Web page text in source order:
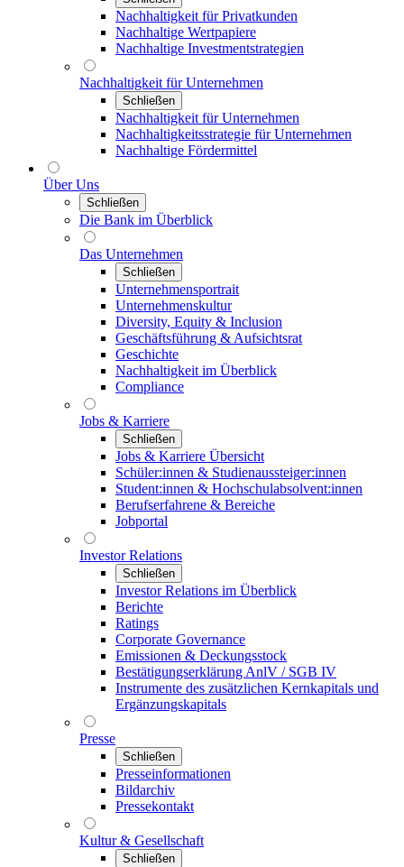
Nachhaltigkeit für Privatkunden
Nachhaltige Wertpapiere
Nachhaltige Investmentstrategien
Nachhaltigkeit für Unternehmen
Schließen
Nachhaltigkeit für Unternehmen
Nachhaltigkeitsstrategie für Unternehmen
Nachhaltige Fördermittel
Über Uns
Schließen
Die Bank im Überblick
Das Unternehmen
Schließen
Unternehmensportrait
Unternehmenskultur
Diversity, Equity & Inclusion
Geschäftsführung & Aufsichtsrat
Geschichte
Nachhaltigkeit im Überblick
Compliance
Jobs & Karriere
Schließen
Jobs & Karriere Übersicht
Schüler:innen & Studienaussteiger:innen
Student:innen & Hochschulabsolvent:innen
Berufserfahrene & Bereiche
Jobportal
Investor Relations
Schließen
Investor Relations im Überblick
Berichte
Ratings
Corporate Governance
Emissionen & Deckungsstock
Bestätigungserklärung AnlV / SGB IV
Instrumente des zusätzlichen Kernkapitals und
Ergänzungskapitals
Presse
Schließen
Presseinformationen
Bildarchiv
Pressekontakt
Kultur & Gesellschaft
Schließen